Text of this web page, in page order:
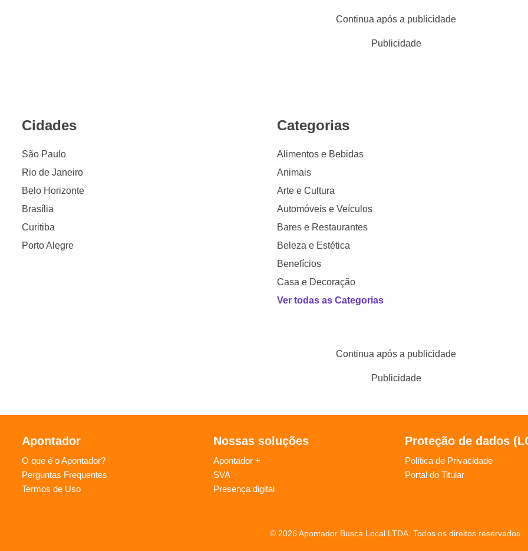
Continua após a publicidade
Publicidade
Cidades
São Paulo
Rio de Janeiro
Belo Horizonte
Brasília
Curitiba
Porto Alegre
Categorias
Alimentos e Bebidas
Animais
Arte e Cultura
Automóveis e Veículos
Bares e Restaurantes
Beleza e Estética
Benefícios
Casa e Decoração
Ver todas as Categorias
Continua após a publicidade
Publicidade
Apontador
O que é o Apontador?
Perguntas Frequentes
Termos de Uso
Nossas soluções
Apontador +
SVA
Presença digital
Proteção de dados
Política de Privacidade
Portal do Titular
© 2026 Apontador Busca Local LTDA. Todos os direitos reservados.